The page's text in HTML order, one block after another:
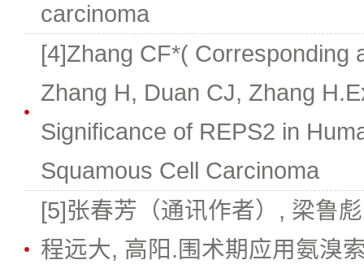
carcinoma
[4]Zhang CF*( Corresponding
Zhang H, Duan CJ, Zhang
Significance of REPS2 in
Squamous Cell Carcinoma
[5]张春芳（通讯作者）, 梁鲁
程远大, 高阳.围术期应用氨溴